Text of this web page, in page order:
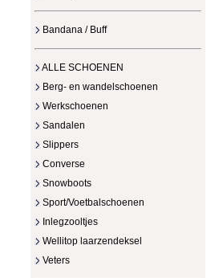
Bandana / Buff
ALLE SCHOENEN
Berg- en wandelschoenen
Werkschoenen
Sandalen
Slippers
Converse
Snowboots
Sport/Voetbalschoenen
Inlegzooltjes
Wellitop laarzendeksel
Veters